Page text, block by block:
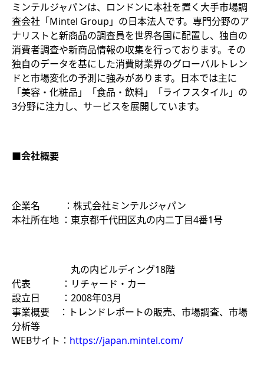
ミンテルジャパンは、ロンドンに本社を置く大手市場調
査会社「Mintel Group」の日本法人です。専門分野のア
ナリストと新商品の調査員を世界各国に配置し、独自の
消費者調査や新商品情報の収集を行っております。その
独自のデータを基にした消費財業界のグローバルトレン
ドと市場変化の予測に強みがあります。日本では主に
「美容・化粧品」「食品・飲料」「ライフスタイル」の
3分野に注力し、サービスを展開しています。
■会社概要
企業名 ：株式会社ミンテルジャパン
本社所在地 ：東京都千代田区丸の内二丁目4番1号
丸の内ビルディング18階
代表 ：リチャード・カー
設立日 ：2008年03月
事業概要 ：トレンドレポートの販売、市場調査、市場
分析等
WEBサイト： https://japan.mintel.com/